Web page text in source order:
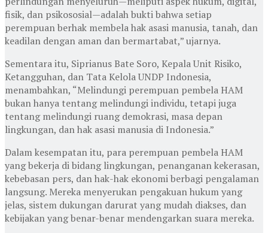
fisik, dan psikososial—adalah bukti bahwa setiap
perempuan berhak membela hak asasi manusia, tanah, dan
keadilan dengan aman dan bermartabat,” ujarnya.
Sementara itu, Siprianus Bate Soro, Kepala Unit Risiko,
Ketangguhan, dan Tata Kelola UNDP Indonesia,
menambahkan, “Melindungi perempuan pembela HAM
bukan hanya tentang melindungi individu, tetapi juga
tentang melindungi ruang demokrasi, masa depan
lingkungan, dan hak asasi manusia di Indonesia.”
Dalam kesempatan itu, para perempuan pembela HAM
yang bekerja di bidang lingkungan, penanganan kekerasan,
kebebasan pers, dan hak-hak ekonomi berbagi pengalaman
langsung. Mereka menyerukan pengakuan hukum yang
jelas, sistem dukungan darurat yang mudah diakses, dan
kebijakan yang benar-benar mendengarkan suara mereka.